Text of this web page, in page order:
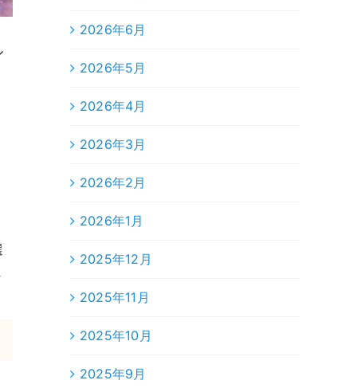
2026年6月
2026年5月
2026年4月
2026年3月
2026年2月
2026年1月
2025年12月
2025年11月
2025年10月
2025年9月